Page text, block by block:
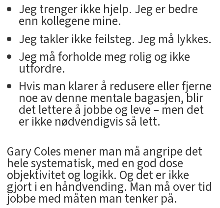
Jeg trenger ikke hjelp. Jeg er bedre
enn kollegene mine.
Jeg takler ikke feilsteg. Jeg må lykkes.
Jeg må forholde meg rolig og ikke
utfordre.
Hvis man klarer å redusere eller fjerne
noe av denne mentale bagasjen, blir
det lettere å jobbe og leve – men det
er ikke nødvendigvis så lett.
Gary Coles mener man må angripe det
hele systematisk, med en god dose
objektivitet og logikk. Og det er ikke
gjort i en håndvending. Man må over tid
jobbe med måten man tenker på.